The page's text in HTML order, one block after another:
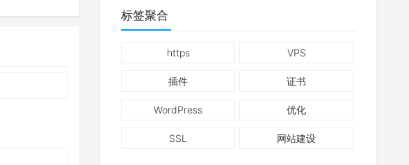
标签聚合
https VPS
插件 证书
WordPress 优化
SSL 网站建设